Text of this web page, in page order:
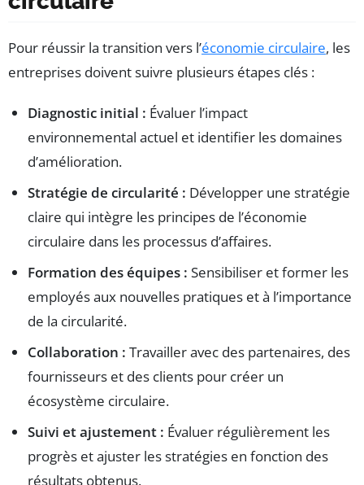
Pour réussir la transition vers l’économie circulaire, les
entreprises doivent suivre plusieurs étapes clés :
Diagnostic initial : Évaluer l’impact
environnemental actuel et identifier les domaines
d’amélioration.
Stratégie de circularité : Développer une stratégie
claire qui intègre les principes de l’économie
circulaire dans les processus d’affaires.
Formation des équipes : Sensibiliser et former les
employés aux nouvelles pratiques et à l’importance
de la circularité.
Collaboration : Travailler avec des partenaires, des
fournisseurs et des clients pour créer un
écosystème circulaire.
Suivi et ajustement : Évaluer régulièrement les
progrès et ajuster les stratégies en fonction des
résultats obtenus.